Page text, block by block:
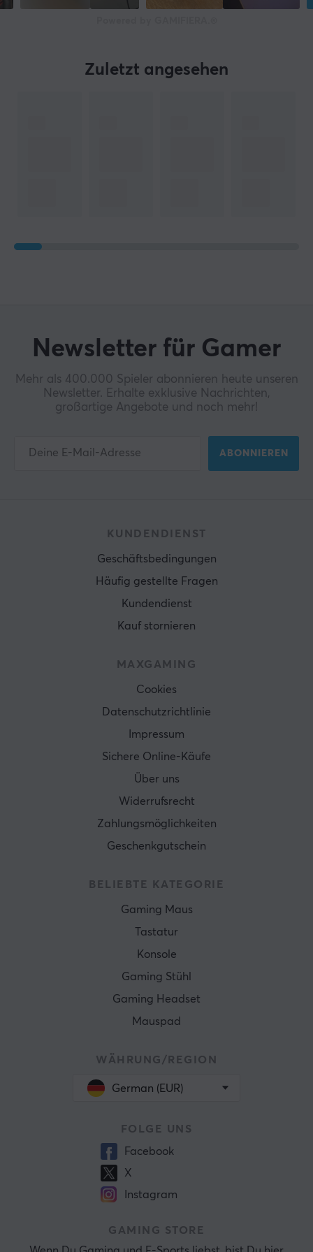
2.4GHz, Bluetooth, USB
Kompatibiltät
Formfaktor
Schwarz
GARANTIE
Herstellergarantie
Zuletzt angesehen
Newsletter für Gamer
Mehr als 400.000 Spieler abonnieren heute unseren
Newsletter. Erhalte exklusive Nachrichten,
großartige Angebote und noch mehr!
ABONNIEREN
KUNDENDIENST
Geschäftsbedingungen
Häufig gestellte Fragen
Kundendienst
Kauf stornieren
MAXGAMING
Cookies
Datenschutzrichtlinie
Impressum
Sichere Online-Käufe
Über uns
Widerrufsrecht
Zahlungsmöglichkeiten
Geschenkgutschein
BELIEBTE KATEGORIE
Gaming Maus
Tastatur
Konsole
Gaming Stühl
Gaming Headset
Mauspad
WÄHRUNG/REGION
German (EUR)
FOLGE UNS
Facebook
X
Instagram
GAMING STORE